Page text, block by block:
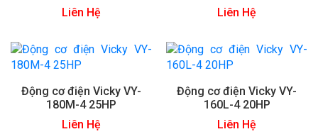
Liên Hệ
Liên Hệ
Động cơ điện Vicky VY-
180M-4 25HP
Liên Hệ
Động cơ điện Vicky VY-
160L-4 20HP
Liên Hệ